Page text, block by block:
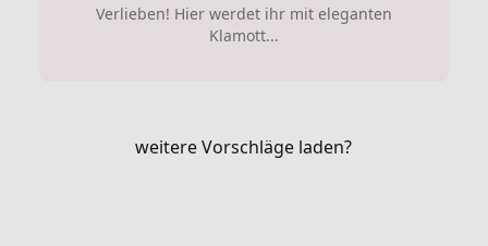
Verlieben! Hier werdet ihr mit eleganten
Klamott...
weitere Vorschläge laden?